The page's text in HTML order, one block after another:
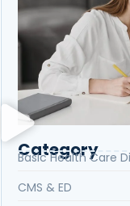
Category
Basic Health Care
CMS & ED